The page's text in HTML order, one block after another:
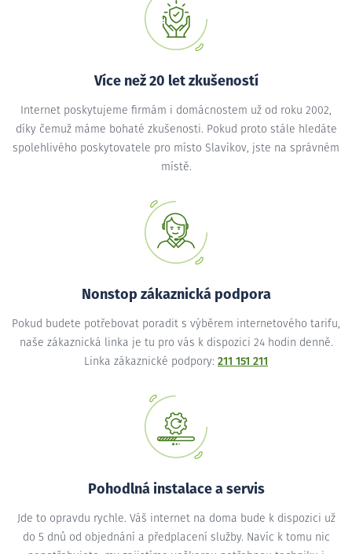
Více než 20 let zkušeností
Internet poskytujeme firmám i domácnostem už od roku 2002,
díky čemuž máme bohaté zkušenosti. Pokud proto stále hledáte
spolehlivého poskytovatele pro místo Slavíkov, jste na správném
místě.
Nonstop zákaznická podpora
Pokud budete potřebovat poradit s výběrem internetového tarifu,
naše zákaznická linka je tu pro vás k dispozici 24 hodin denně.
Linka zákaznické podpory: 211 151 211
Pohodlná instalace a servis
Jde to opravdu rychle. Váš internet na doma bude k dispozici už
do 5 dnů od objednání a předplacení služby. Navíc k tomu nic